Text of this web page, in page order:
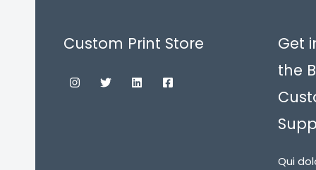
Custom Print Store
Get
the
Qui